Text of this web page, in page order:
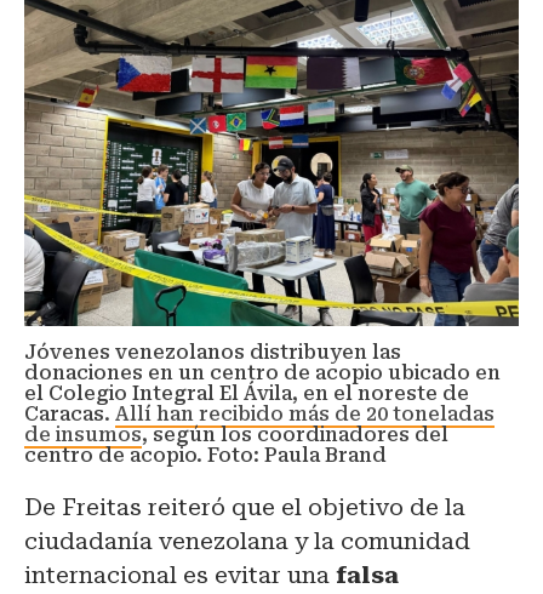
Jóvenes venezolanos distribuyen las
donaciones en un centro de acopio ubicado en
el Colegio Integral El Ávila, en el noreste de
Caracas. Allí han recibido más de 20 toneladas
de insumos, según los coordinadores del
centro de acopio. Foto: Paula Brand
De Freitas reiteró que el objetivo de la
ciudadanía venezolana y la comunidad
internacional es evitar una falsa